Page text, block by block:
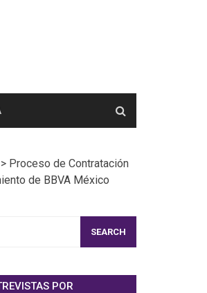
Proceso de Contratación
de BBVA México
POR